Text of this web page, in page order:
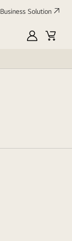
Business Solution
My
Cart